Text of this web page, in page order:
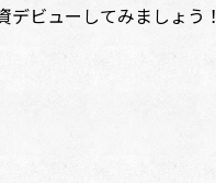
ビューしてみましょう！